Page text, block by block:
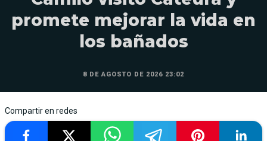
promete mejorar la vida en
los bañados
8 DE AGOSTO DE 2026 23:02
Compartir en redes